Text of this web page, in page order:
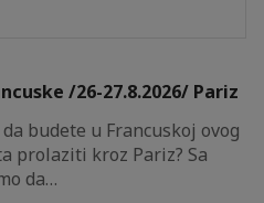
/26-27.8.2026/ Pariz
budete u Francuskoj ovog
prolaziti kroz Pariz? Sa
da…